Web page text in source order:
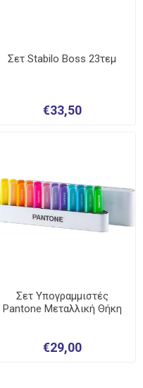
Σετ Stabilo Boss 23τεμ
€33,50
Σετ Υπογραμμιστές
Pantone Μεταλλική Θήκη
€29,00